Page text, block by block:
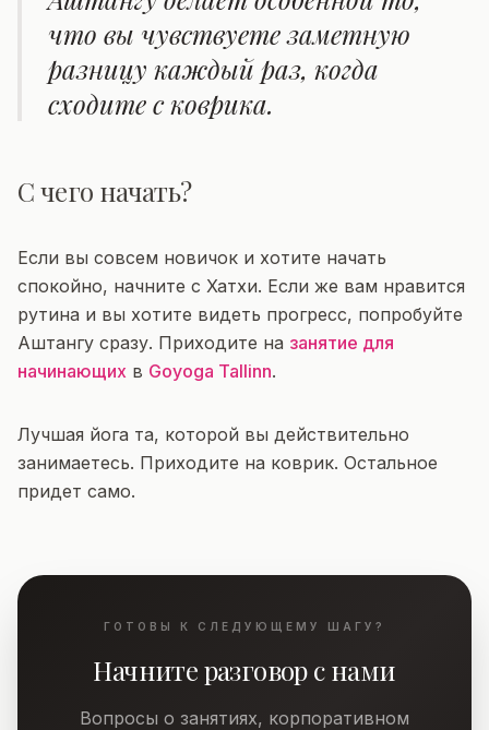
что вы чувствуете заметную
разницу каждый раз, когда
сходите с коврика.
С чего начать?
Если вы совсем новичок и хотите начать
спокойно, начните с Хатхи. Если же вам нравится
рутина и вы хотите видеть прогресс, попробуйте
Аштангу сразу. Приходите на занятие для
начинающих в Goyoga Tallinn.
Лучшая йога та, которой вы действительно
занимаетесь. Приходите на коврик. Остальное
придет само.
ГОТОВЫ К СЛЕДУЮЩЕМУ ШАГУ?
Начните разговор с нами
Вопросы о занятиях, корпоративном